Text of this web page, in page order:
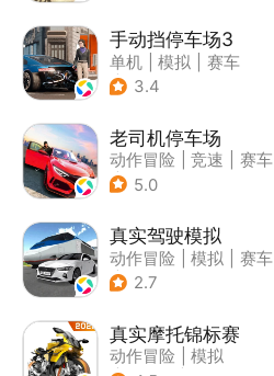
手动挡停车场3
单机 模拟
赛车
| 开放世界
3.4
老司机停车场
动作冒险 竞速
赛车
| 写实
5.0
真实驾驶模拟
动作冒险 模拟
赛车
| 漂移
2.7
真实摩托锦标赛
动作冒险
模拟